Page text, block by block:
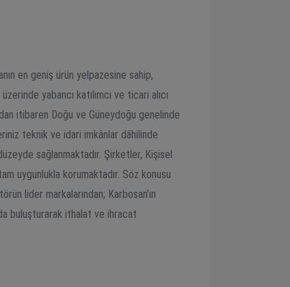
en geniş ürün yelpazesine sahip,
yabancı katılımcı ve ticari alıcı
itibaren Doğu ve Güneydoğu genelinde
teknik ve idari imkânlar dâhilinde
sağlanmaktadır. Şirketler, Kişisel
uygunlukla korumaktadır. Söz konusu
lider markalarından; Karbosan’ın
buluşturarak ithalat ve ihracat